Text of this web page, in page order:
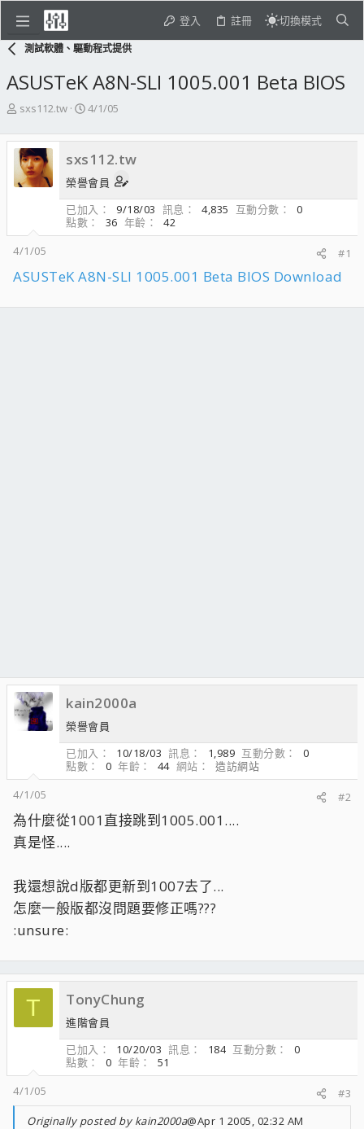
登入 註冊 切換模式
測試軟體、驅動程式提供
ASUSTeK A8N-SLI 1005.001 Beta BIOS
主
發
起
人
sxs112.tw
開
日
期
4/1/05
sxs112.tw
榮譽會員
已加入
9/18/03 訊息 4,835 互動分數
0
點數
36 年齡
42
4/1/05
#1
ASUSTeK A8N-SLI 1005.001 Beta BIOS Download
kain2000a
榮譽會員
已加入
10/18/03 訊息 1,989 互動分數
0
點數
0 年齡 44 網站
造訪網站
4/1/05
#2
為什麼從1001直接跳到1005.001....
真是怪....
我還想說d版都更新到1007去了...
怎麼一般版都沒問題要修正嗎???
:unsure:
T TonyChung
進階會員
已加入
10/20/03 訊息 184 互動分數
0
點數
0 年齡
51
4/1/05
#3
Originally posted by kain2000a@Apr 1 2005, 02:32 AM